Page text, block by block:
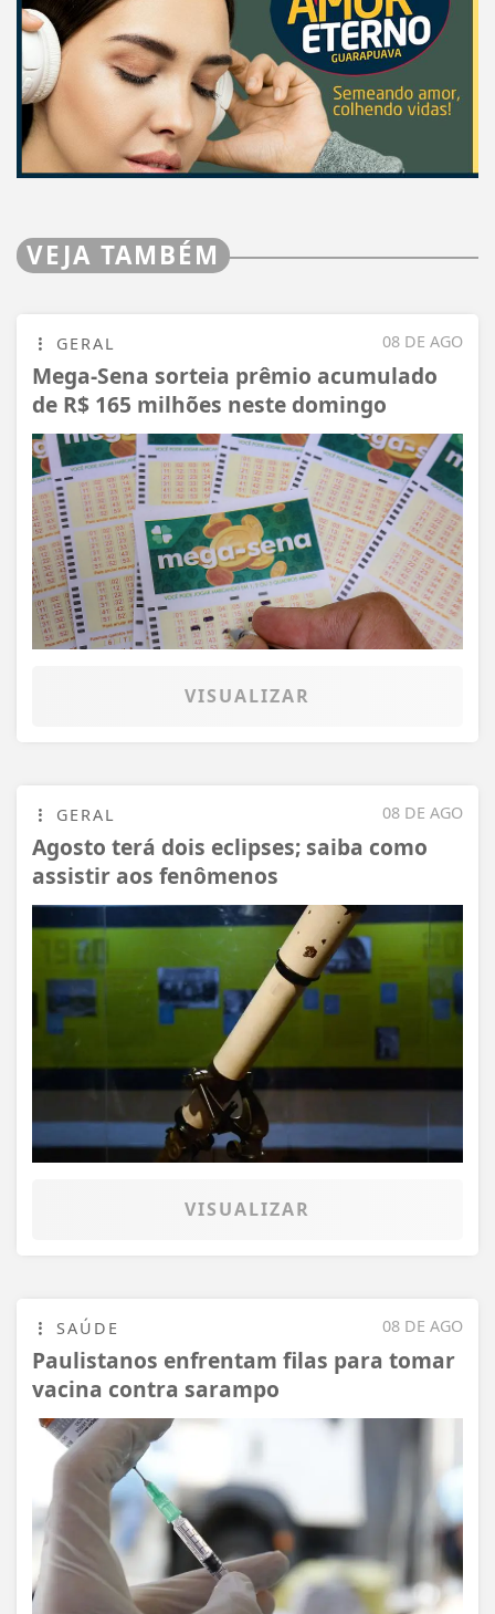
VEJA TAMBÉM
08 DE AGO
GERAL
Mega-Sena sorteia prêmio acumulado
de R$ 165 milhões neste domingo
VISUALIZAR
08 DE AGO
GERAL
Agosto terá dois eclipses; saiba como
assistir aos fenômenos
VISUALIZAR
08 DE AGO
SAÚDE
Paulistanos enfrentam filas para tomar
vacina contra sarampo